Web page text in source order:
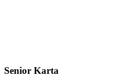
Senior Karta